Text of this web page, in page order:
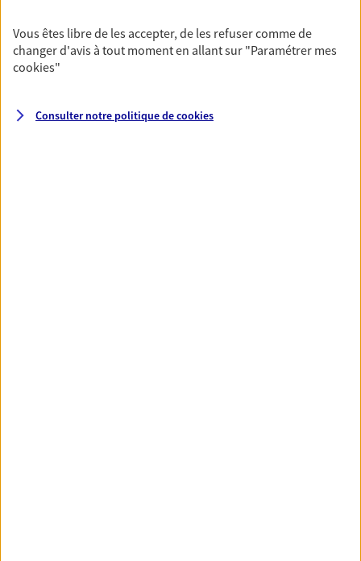
Prévoyance
contrat prévoyance. Préservez vos proches en cas
d'accident ou de maladie en optant pour les
Vous êtes libre de les accepter, de les refuser comme de
changer d'avis à tout moment en allant sur "Paramétrer mes
cookies"
Consulter notre politique decookies